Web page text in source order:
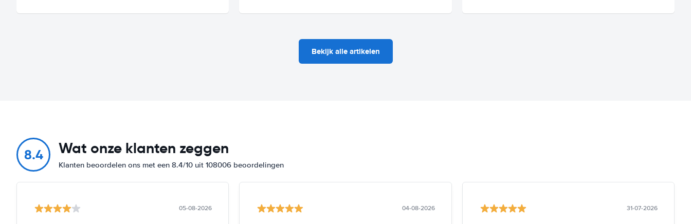
Bekijk alle artikelen
8.4 Wat onze klanten zeggen
Klanten beoordelen ons met een 8.4/10 uit 108006 beoordelingen
05-08-2026 04-08-2026 31-07-2026